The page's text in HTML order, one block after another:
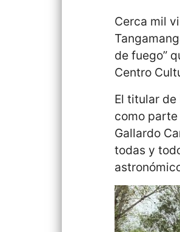
Cerca mil
de fuego”
Centro
El titular
como
Gallardo
todas y